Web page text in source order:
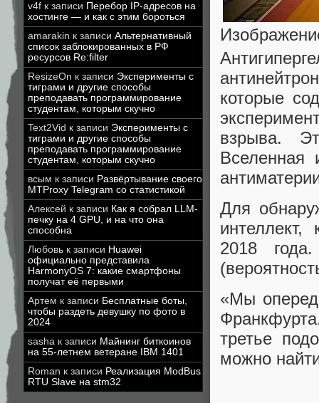
v4f к записи Перебор IP-адресов на
хостинге — и как с этим бороться
amarakin к записи Альтернативный
список заблокированных в РФ
ресурсов Re:filter
ResizeOn к записи Эксперименты с
тиграми и другие способы
преподавать программирование
студентам, которым скучно
Text2Vid к записи Эксперименты с
тиграми и другие способы
преподавать программирование
студентам, которым скучно
всым к записи Развёртывание своего
MTProxy Telegram со статистикой
Алексей к записи Как я собрал LLM-
печку на 4 GPU, и на что она
способна
Любовь к записи Huawei
официально представила
HarmonyOS 7: какие смартфоны
получат её первыми
Артем к записи Бесплатные боты,
чтобы раздеть девушку по фото в
2024
sasha к записи Майнинг биткоинов
на 55-летнем ветеране IBM 1401
Roman к записи Реализация ModBus
RTU Slave на stm32
которые
взрыва.
Для
интеллект,
2018
«Мы
третье
можно